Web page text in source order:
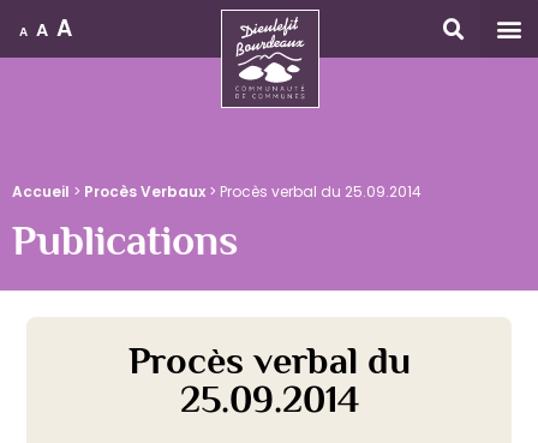
A A A
Accueil > Procès Verbaux > Procès verbal du 25.09.2014
Publications
Procès verbal du
25.09.2014